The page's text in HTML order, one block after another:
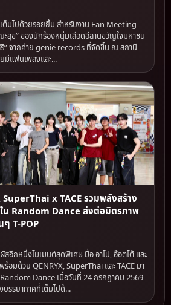
ต็มไปด้วยรอยยิ้ม สำหรับงาน Fan Meeting
ะสุข” ของนักร้องหนุ่มเลือดอีสานขวัญใจมหาชน
” จากค่าย genie records ที่จัดขึ้น ณ สถานี
มีแฟนเพลงและ...
SuperThai x TACE รวมพลังสร้าง
ใน Random Dance ส่งต่อมิตรภาพ
T-POP
กหนึ่งโมเมนต์สุดพิเศษ มื่อ อาโป, อ๊อตโต้ และ
อมด้วย QENRYX, SuperThai และ TACE มา
Dance เมื่อวันที่ 24 กรกฎาคม 2569
รรยากาศที่เต็มไปด้...